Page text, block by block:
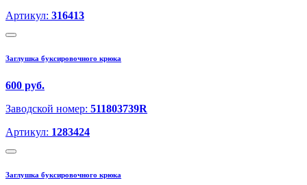
Артикул: 316413
Заглушка буксировочного крюка
600 руб.
Заводской номер: 511803739R
Артикул: 1283424
Заглушка буксировочного крюка